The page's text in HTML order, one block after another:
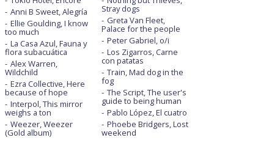
Anni B Sweet, Alegría
Ellie Goulding, I know
too much
La Casa Azul, Fauna y
flora subacuática
Alex Warren,
Wildchild
Ezra Collective, Here
because of hope
Interpol, This mirror
weighs a ton
Weezer, Weezer
(Gold album)
Stray dogs
Greta Van Fleet,
Palace for the people
Peter Gabriel, o/i
Los Zigarros, Carne
con patatas
Train, Mad dog in the
fog
The Script, The user's
guide to being human
Pablo López, El cuatro
Phoebe Bridgers, Lost
weekend